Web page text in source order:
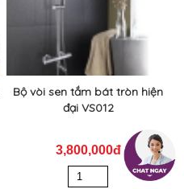
Bộ vòi sen tắm bát tròn hiện
đại VS012
3,800,000đ